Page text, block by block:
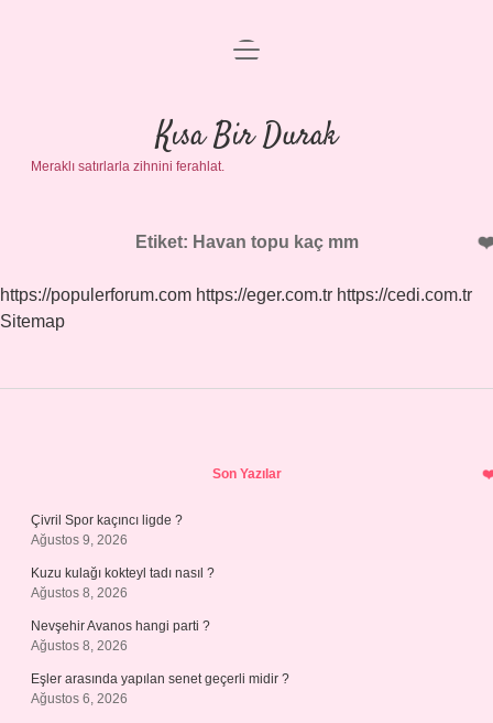
Anasayfa
Gizlilik Politikası
Yasal Uyarı
menüyü
Kısa Bir Durak
Meraklı satırlarla zihnini ferahlat.
Etiket: Havan topu kaç mm
https://populerforum.com https://eger.com.tr https://cedi.com.tr
Sitemap
Son Yazılar
Çivril Spor kaçıncı ligde ?
Ağustos 9, 2026
Kuzu kulağı kokteyl tadı nasıl ?
Ağustos 8, 2026
Nevşehir Avanos hangi parti ?
Ağustos 8, 2026
Eşler arasında yapılan senet geçerli midir ?
Ağustos 6, 2026